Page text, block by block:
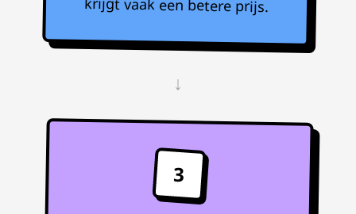
krijgt vaak een betere prijs.
↓
3